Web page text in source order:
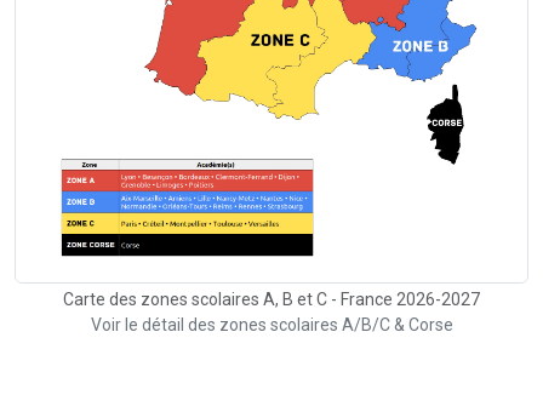
Carte des zones scolaires A, B et C - France 2026-2027
Voir le détail des zones scolaires A/B/C & Corse